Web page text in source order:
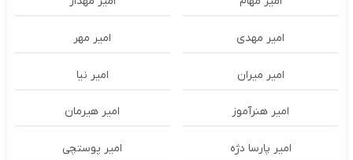
امیر مهدی امیر مهر
امیر میران امیر نیا
امیر هنرآموز امیر هیرمان
امیر پارسا دژه امیر پوستچی